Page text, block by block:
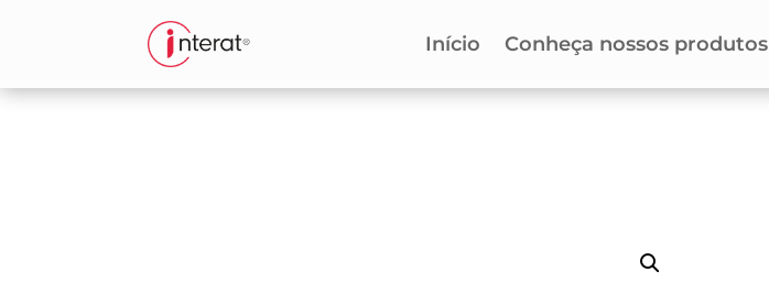
Início Conheça nossos produtos